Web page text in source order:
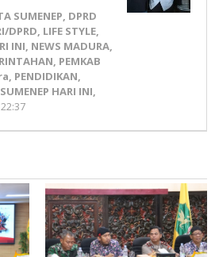
SUMENEP, DPRD
DPRD, LIFE STYLE,
INI, NEWS MADURA,
, PEMKAB
, PENDIDIKAN,
SUMENEP HARI INI,
Madura